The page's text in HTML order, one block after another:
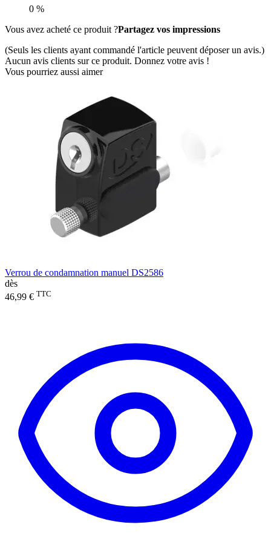
0 %
Vous avez acheté ce produit ?Partagez vos impressions
(Seuls les clients ayant commandé l'article peuvent déposer un avis.)
Aucun avis clients sur ce produit. Donnez votre avis !
Vous pourriez aussi aimer
Verrou de condamnation manuel DS2586
dès
46,99 € TTC